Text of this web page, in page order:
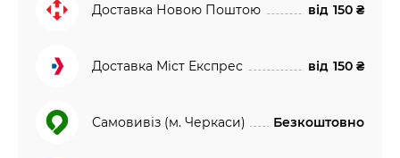
Доставка Новою Поштою від 150 ₴
Доставка Міст Експрес від 150 ₴
Самовивіз (м. Черкаси) Безкоштовно